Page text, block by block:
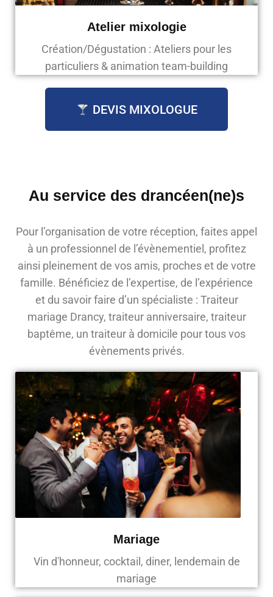
Atelier mixologie
Création/Dégustation : Ateliers pour les
particuliers & animation team-building
DEVIS MIXOLOGUE
Au service des drancéen(ne)s
Pour l’organisation de votre réception, faites appel
à un professionnel de l’évènementiel, profitez
ainsi pleinement de vos amis, proches et de votre
famille. Bénéficiez de l’expertise, de l’expérience
et du savoir faire d’un spécialiste : Traiteur
mariage Drancy, traiteur anniversaire, traiteur
baptême, un traiteur à domicile pour tous vos
évènements privés.
Mariage
Vin d'honneur, cocktail, diner, lendemain de
mariage